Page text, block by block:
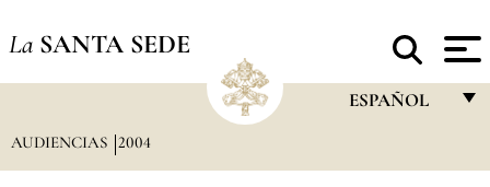
La SANTA SEDE
ESPAÑOL
AUDIENCIAS 2004